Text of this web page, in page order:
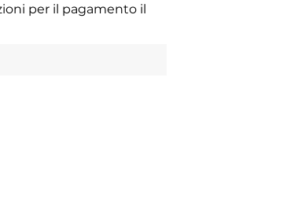
per il pagamento il